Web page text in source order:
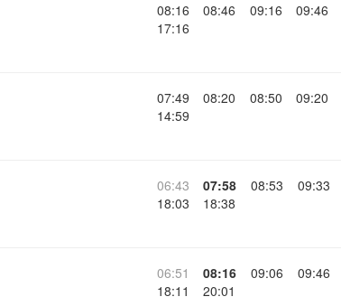
08:16 08:46 09:16 09:46
17:16
07:49 08:20 08:50 09:20
14:59
06:43 07:58 08:53 09:33
18:03
18:38
06:51 08:16 09:06 09:46
18:11
20:01